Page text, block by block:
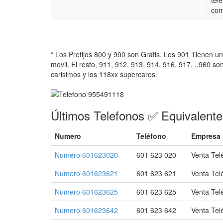
* Los Prefijos 800 y 900 son Gratis. Los 901 Tienen
movil. El resto, 911, 912, 913, 914, 916, 917, ..960
carisimos y los 118xx supercaros.
Últimos Telefonos ✅
Numero Teléfono
Empresa
Numero 601623020
601 623 020
Venta
Numero 601623621
601 623 621
Venta
Numero 601623625
601 623 625
Venta
Numero 601623642
601 623 642 Venta